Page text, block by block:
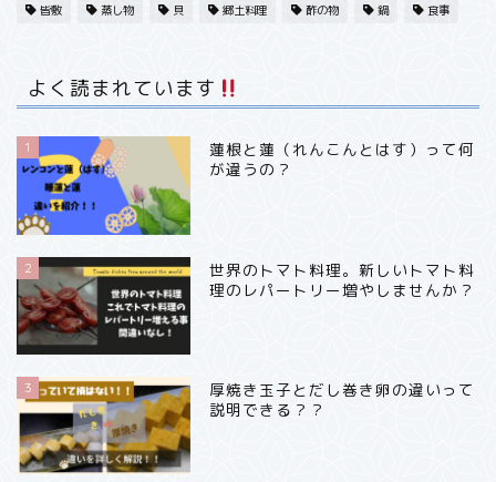
皆敷 蒸し物 貝 郷土料理 酢の物 鍋 食事
よく読まれています
1
蓮根と蓮（れんこんとはす）って何
が違うの？
2
世界のトマト料理。新しいトマト料
理のレパートリー増やしませんか？
3
厚焼き玉子とだし巻き卵の違いって
説明できる？？
夏・野菜
冬・魚
日本料理いろいろ